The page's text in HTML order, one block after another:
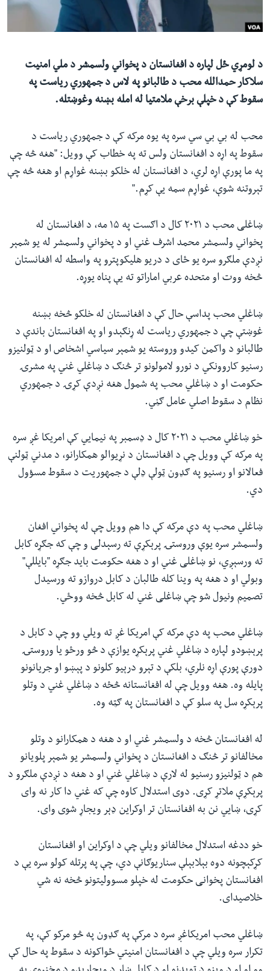
لټون
ته
لاړ
شئ
له مونږ سره په تماس کې پاتې شئ
ژبې
د لومړي ځل لپاره د افغانستان د پخواني ولسمشر د ملي امنیت
سلاکار حمدالله محب د طالبانو په لاس د جمهوري ریاست په
سقوط کې د خپلې برخې ملامتیا له امله بښنه وغوښتله.
محب له بي بي سي سره په یوه مرکه کې د جمهوري ریاست د
سقوط په اړه د افغانستان ولس ته په خطاب کې وویل: "هغه څه چې
په ما پورې اړه لري، د افغانستان له خلکو بښنه غواړم او هغه څه چې
تېروتنه شوې، غواړم سمه یې کړم."
ښاغلی محب د ۲۰۲۱ کال د اګست په ۱۵ مه، د افغانستان له
پخواني ولسمشر محمد اشرف غني او د پخواني ولسمشر له یو شمېر
نږدې ملګرو سره یو ځای د دریو هلیکوپترو په واسطه له افغانستان
څخه ووت او متحده عربي اماراتو ته یې پناه یوړه.
ښاغلي محب پداسې حال کې د افغانستان له خلکو څخه بښنه
غوښتې چې د جمهوري ریاست له ړنګېدو او په افغانستان باندې د
طالبانو د واکمن کیدو وروسته یو شمېر سیاسي اشخاص او د ټولنیزو
رسنیو کاروونکي د نورو لامولونو تر څنګ د ښاغلي غني په مشرۍ
حکومت او د ښاغلي محب په شمول هغه نږدې کړۍ د جمهوري
نظام د سقوط اصلي عامل ګڼي.
خو ښاغلي محب د ۲۰۲۱ کال د ډسمبر په نیمایي کې امریکا غږ سره
په مرکه کې وویل چې د افغانستان د نړیوالو همکارانو، د مدني ټولنې
فعالانو او رسنیو په ګډون ټولې ډلې د جمهوریت د سقوط مسؤول
دي.
ښاغلي محب په دې مرکه کې دا هم وویل چې له پخواني افغان
ولسمشر سره یوې وروستۍ پرېکړې ته رسېدلی و چې که جګړه کابل
ته ورسېږي، نو ښاغلی غني او د هغه حکومت باید جګړه "بایللې"
وبولي او د هغه په وینا کله طالبان د کابل دروازو ته ورسیدل
تصمیم ونیول شو چې ښاغلی غني له کابل څخه ووځي.
ښاغلي محب په دې مرکه کې امریکا غږ ته ویلي وو چې د کابل د
پرېښودو لپاره د ښاغلي غني پرېکړه یوازې د څو ورځو یا وروستۍ
دورې پورې اړه نلري، بلکې د تېرو درېیو کلونو د پېښو او جریانونو
پایله وه. هغه وویل چې له افغانستانه څځه د ښاغلي غني د وتلو
پرېکړه سل په سلو کې د افغانستان په ګټه وه.
له افغانستان څخه د ولسمشر غني او د هغه د همکارانو د وتلو
مخالفانو تر څنګ د افغانستان د پخواني ولسمشر یو شمېر پلویانو
هم د ټولنیزو رسنیو له لارې د ښاغلي غني او د هغه د نږدې ملګرو د
پرېکړې ملاتړ کړی. دوی استدلال کاوه چې که غني دا کار نه وای
کړی، ښايي نن به افغانستان تر اوکراین ډېر ویجاړ شوی وای.
خو ددغه استدلال مخالفانو ویلي چې د اوکراين او افغانستان
کړکېچونه دوه بېلابېلې سناريوګانې دي، چې په پرتله کولو سره يې د
افغانستان پخوانی حکومت له خپلو مسووليتونو څخه نه شي
خلاصیدای.
ښاغلي محب امریکاغږ سره د مرکې په ګډون په څو مرکو کې، په
تکرار سره ویلي چې د افغانستان امنیتي ځواکونه د سقوط په حال کې